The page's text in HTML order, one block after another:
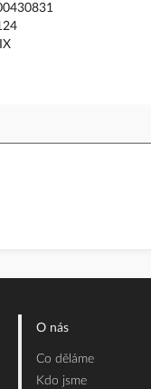
O nás
Co děláme
Kdo jsme